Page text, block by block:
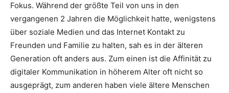
Fokus. Während der größte Teil von uns in den
vergangenen 2 Jahren die Möglichkeit hatte, wenigstens
über soziale Medien und das Internet Kontakt zu
Freunden und Familie zu halten, sah es in der älteren
Generation oft anders aus. Zum einen ist die Affinität zu
digitaler Kommunikation in höherem Alter oft nicht so
ausgeprägt, zum anderen haben viele ältere Menschen